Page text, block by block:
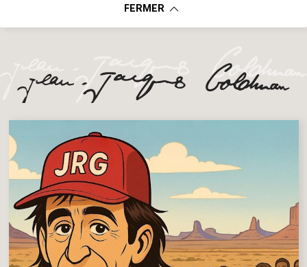
FERMER